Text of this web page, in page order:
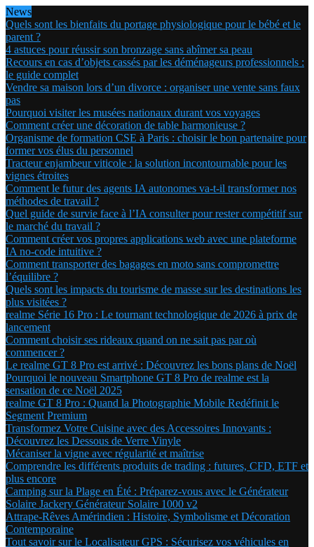
News
Quels sont les bienfaits du portage physiologique pour le bébé et le
parent ?
4 astuces pour réussir son bronzage sans abîmer sa peau
Recours en cas d’objets cassés par les déménageurs professionnels :
le guide complet
Vendre sa maison lors d’un divorce : organiser une vente sans faux
pas
Pourquoi visiter les musées nationaux durant vos voyages
Comment créer une décoration de table harmonieuse ?
Organisme de formation CSE à Paris : choisir le bon partenaire pour
former vos élus du personnel
Tracteur enjambeur viticole : la solution incontournable pour les
vignes étroites
Comment le futur des agents IA autonomes va-t-il transformer nos
méthodes de travail ?
Quel guide de survie face à l’IA consulter pour rester compétitif sur
le marché du travail ?
Comment créer vos propres applications web avec une plateforme
IA no-code intuitive ?
Comment transporter des bagages en moto sans compromettre
l’équilibre ?
Quels sont les impacts du tourisme de masse sur les destinations les
plus visitées ?
realme Série 16 Pro : Le tournant technologique de 2026 à prix de
lancement
Comment choisir ses rideaux quand on ne sait pas par où
commencer ?
Le realme GT 8 Pro est arrivé : Découvrez les bons plans de Noël
Pourquoi le nouveau Smartphone GT 8 Pro de realme est la
sensation de ce Noël 2025
realme GT 8 Pro : Quand la Photographie Mobile Redéfinit le
Segment Premium
Transformez Votre Cuisine avec des Accessoires Innovants :
Découvrez les Dessous de Verre Vinyle
Mécaniser la vigne avec régularité et maîtrise
Comprendre les différents produits de trading : futures, CFD, ETF et
plus encore
Camping sur la Plage en Été : Préparez-vous avec le Générateur
Solaire Jackery Générateur Solaire 1000 v2
Attrape-Rêves Amérindien : Histoire, Symbolisme et Décoration
Contemporaine
Tout savoir sur le Localisateur GPS : Sécurisez vos véhicules en